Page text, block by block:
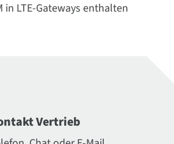
in LTE-Gateways enthalten
Vertrieb